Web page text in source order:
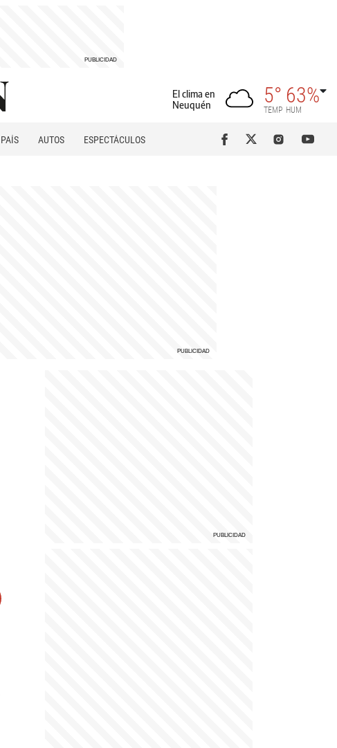
El clima en
Neuquén
5°
TEMP
63%
HUM
PAÍS AUTOS
ESPECTÁCULOS